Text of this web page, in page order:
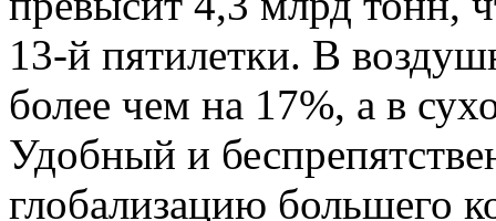
13-й пятилетки. В
более чем на 17%, а в
Удобный и
глобализацию большего